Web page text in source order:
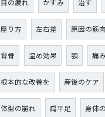
目の疲れ かすみ 治す
座り方 左右差 原因の筋肉
背骨 温め効果 顎 痛
根本的な改善を 産後のケア
体型の崩れ 扁平足 身体